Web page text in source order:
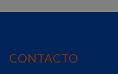
CONTACTO